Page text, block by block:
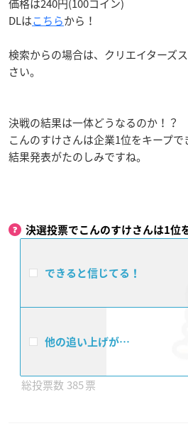
価格は240円(100コイン)
DLはこちらから！
検索からの場合は、クリエイターズ
さい。
決戦の結果は一体どうなるのか！？
こんのすけさんは企業1位をキープで
結果発表がたのしみですね。
決選投票でこんのすけさんは1位
できると信じてる！
他の追い上げが…
385